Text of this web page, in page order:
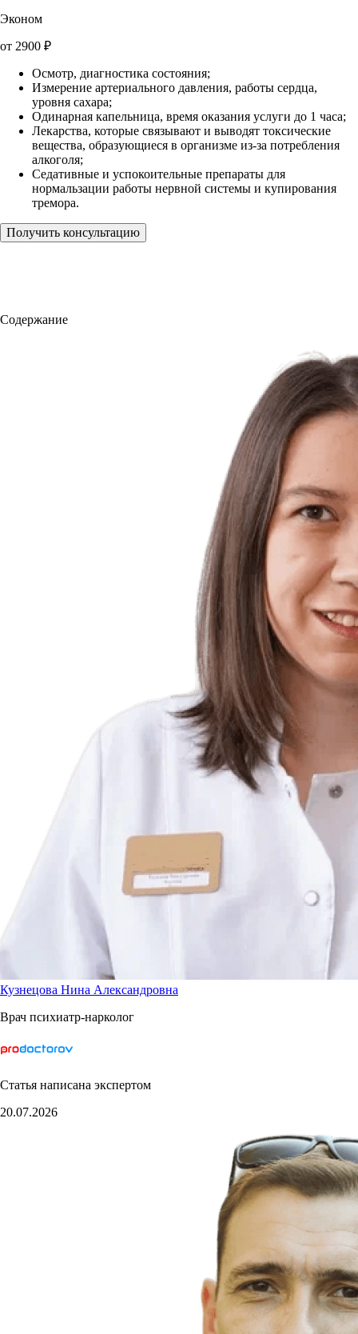
Эконом
от 2900 ₽
Осмотр, диагностика состояния;
Измерение артериального давления, работы сердца,
уровня сахара;
Одинарная капельница, время оказания услуги до 1 часа;
Лекарства, которые связывают и выводят токсические
вещества, образующиеся в организме из-за потребления
алкоголя;
Седативные и успокоительные препараты для
нормальзации работы нервной системы и купирования
тремора.
Получить консультацию
Содержание
Кузнецова Нина Александровна
Врач психиатр-нарколог
Статья написана экспертом
20.07.2026